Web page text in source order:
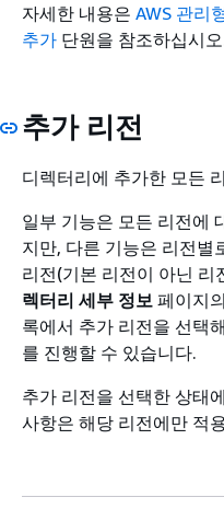
자세한 내용은 AWS 관리
추가 단원을 참조하십시
추가 리전
디렉터리에 추가한 모든
일부 기능은 모든 리전에
지만, 다른 기능은 리전별
리전(기본 리전이 아닌 리
렉터리 세부 정보 페이지의
록에서 추가 리전을 선택
를 진행할 수 있습니다.
추가 리전을 선택한 상태
사항은 해당 리전에만 적